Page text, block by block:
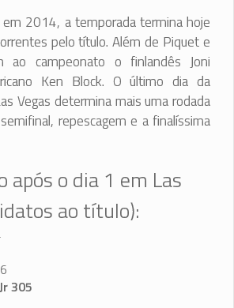
2014, a temporada termina hoje
pelo título. Além de Piquet e
ao campeonato o finlandês Joni
Ken Block. O último dia da
Vegas determina mais uma rodada
repescagem e a finalíssima
após o dia 1 em Las
ao título):
305